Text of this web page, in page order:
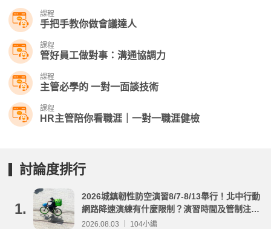
課程
手把手教你做會議達人
課程
管好員工做對事：溝通協調力
課程
主管必學的 一對一面談技術
課程
HR主管陪你看職涯｜一對一職涯健檢
討論度排行
1.
2026城鎮韌性防空演習8/7-8/13舉行！北中行動
網路降速演練有什麼限制？演習時間及管制注意
事項整理
2026.08.03 ｜ 104小編